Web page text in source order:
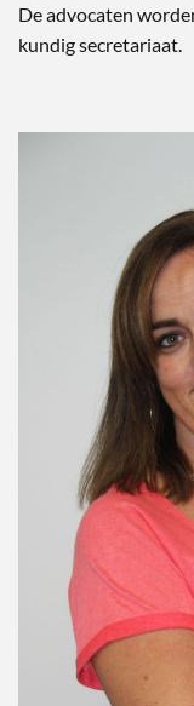
De advocaten
kundig secretariaat.